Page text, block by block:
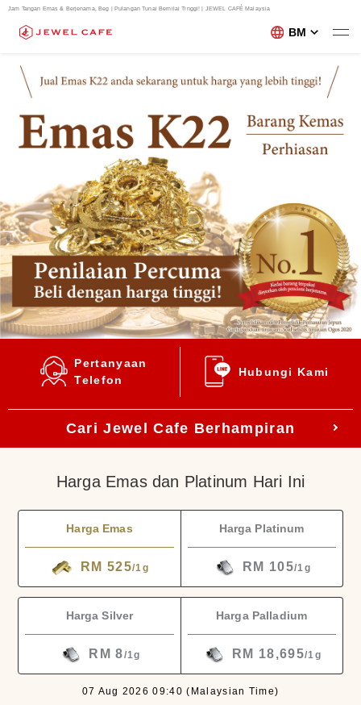
Jam Tangan Emas & Berjenama, Beg | Pulangan Tunai Bernilai Tinggi! | JEWEL CAFÉ Malaysia
BM
Pertanyaan
Telefon
Hubungi Kami
Cari Jewel Cafe Berhampiran
Harga Emas dan Platinum Hari Ini
Harga Emas
RM 525/1g
Harga Platinum
RM 105/1g
Harga Silver
RM 8/1g
Harga Palladium
RM 18,695/1g
07 Aug 2026 09:40 (Malaysian Time)